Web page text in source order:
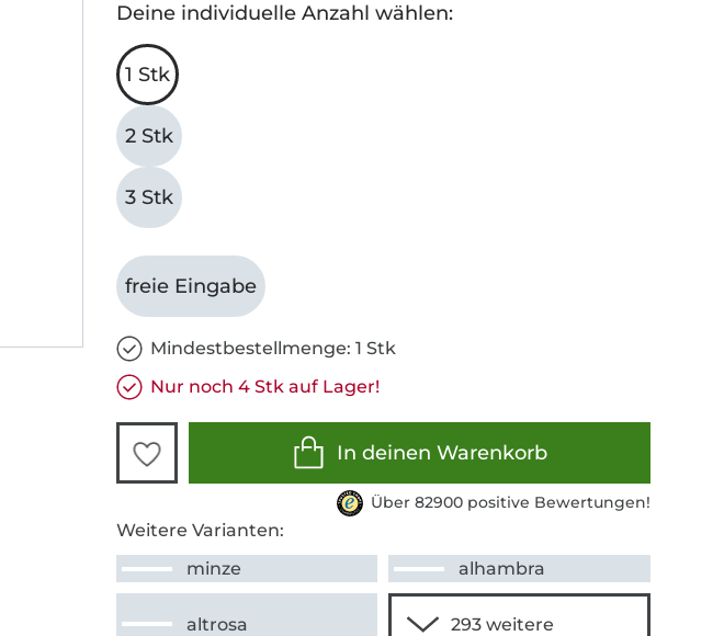
Deine individuelle Anzahl wählen:
1 Stk
2 Stk
3 Stk
freie Eingabe
Mindestbestellmenge: 1 Stk
Nur noch 4 Stk auf Lager!
In deinen Warenkorb
Über 82900 positive Bewertungen!
Weitere Varianten:
minze
alhambra
altrosa